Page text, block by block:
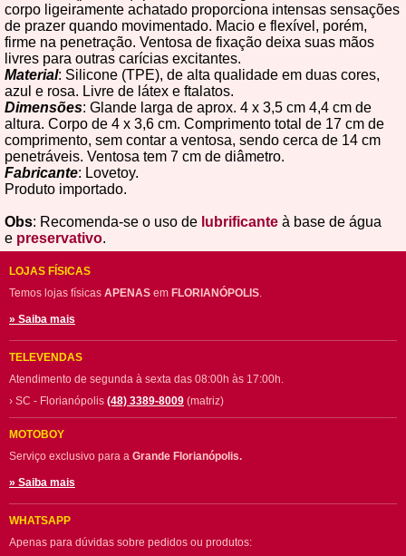
corpo ligeiramente achatado proporciona intensas sensações
de prazer quando movimentado. Macio e flexível, porém,
firme na penetração. Ventosa de fixação deixa suas mãos
livres para outras carícias excitantes.
Material: Silicone (TPE), de alta qualidade em duas cores,
azul e rosa. Livre de látex e ftalatos.
Dimensões: Glande larga de aprox. 4 x 3,5 cm 4,4 cm de
altura. Corpo de 4 x 3,6 cm. Comprimento total de 17 cm de
comprimento, sem contar a ventosa, sendo cerca de 14 cm
penetráveis. Ventosa tem 7 cm de diâmetro.
Fabricante: Lovetoy.
Produto importado.
Obs: Recomenda-se o uso de lubrificante à base de água
e preservativo.
LOJAS FÍSICAS
Temos lojas físicas APENAS em FLORIANÓPOLIS.
» Saiba mais
TELEVENDAS
Atendimento de segunda à sexta das 08:00h às 17:00h.
› SC - Florianópolis (48) 3389-8009 (matriz)
MOTOBOY
Serviço exclusivo para a Grande Florianópolis.
» Saiba mais
WHATSAPP
Apenas para dúvidas sobre pedidos ou produtos: